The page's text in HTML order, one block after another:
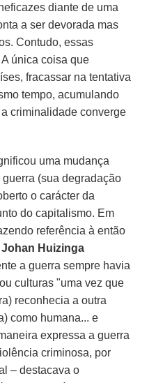
diante de uma
a ser devorada mas
Contudo, essas
única coisa que
fracassar na tentativa
tempo, acumulando
criminalidade converge
uma mudança
(sua degradação
o carácter da
do capitalismo. Em
referência à então
Johan Huizinga
a guerra sempre havia
culturas "uma vez que
reconhecia a outra
como humana... e
expressa a guerra
criminosa, por
– destacava o